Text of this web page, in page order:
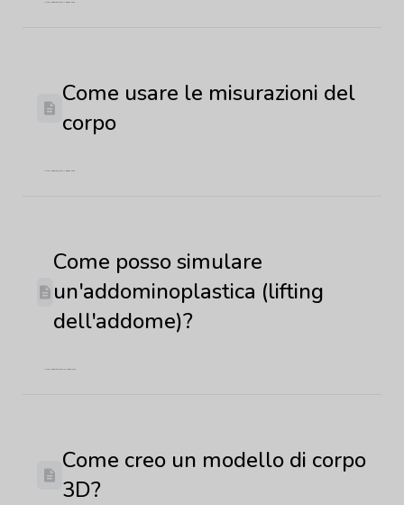
Ultimo aggiornamento: 4 giugno 2026
Come usare le misurazioni del
corpo
Ultimo aggiornamento: 4 giugno 2026
Come posso simulare
un'addominoplastica (lifting
dell'addome)?
Ultimo aggiornamento: 8 maggio 2026
Come creo un modello di corpo
3D?